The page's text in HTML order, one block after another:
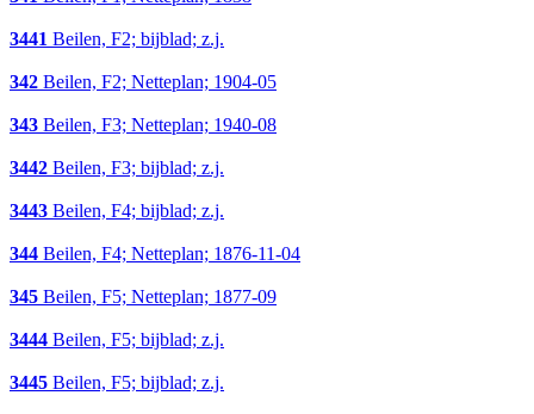
3441 Beilen, F2; bijblad; z.j.
342 Beilen, F2; Netteplan; 1904-05
343 Beilen, F3; Netteplan; 1940-08
3442 Beilen, F3; bijblad; z.j.
3443 Beilen, F4; bijblad; z.j.
344 Beilen, F4; Netteplan; 1876-11-04
345 Beilen, F5; Netteplan; 1877-09
3444 Beilen, F5; bijblad; z.j.
3445 Beilen, F5; bijblad; z.j.